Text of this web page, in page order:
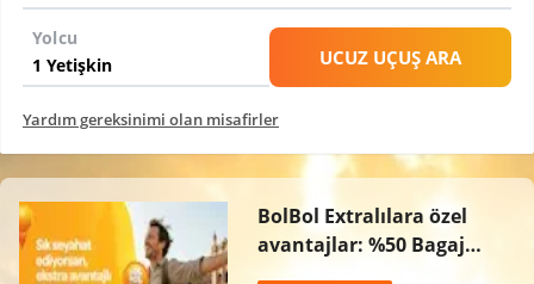
Yolcu
UCUZ UÇUŞ ARA
Yardım gereksinimi olan misafirler
BolBol Extralılara özel
avantajlar: %50 Bagaj